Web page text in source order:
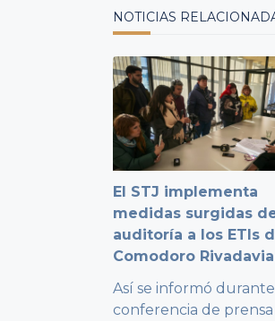
NOTICIAS
El STJ implementa
medidas surgidas
auditoría a los ETIs
Comodoro Rivadavia
Así se informó
conferencia de